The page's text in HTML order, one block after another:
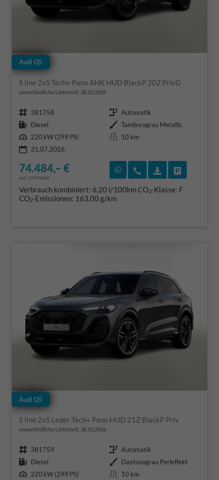
Audi Q5
S line 2xS Tech+ Pano AHK HUD BlackP 20Z PrivG
unverbindliche Lieferzeit: 30.10.2026
Fahrzeugnr. 381758 Getriebe Automatik
Kraftstoff Diesel Außenfarbe Tamboragrau Metallic
Leistung 220 kW (299 PS) Kilometerstand
10 km
31.07.2026
74.484,– €
incl. 19% MwSt.
Rückruf vereinbaren
Wir rufen Sie an
Verbrauch kombiniert: 6,20 l/100kmCO2-Klasse: F
CO2-Emissionen: 163,00 g/km
Audi Q5
S line 2xS Leder Tech+ Pano HUD 21Z BlackP Priv
unverbindliche Lieferzeit: 30.10.2026
Fahrzeugnr. 381759 Getriebe Automatik
Kraftstoff Diesel Außenfarbe Daytonagrau Perleffekt
Leistung 220 kW (299 PS) Kilometerstand
10 km